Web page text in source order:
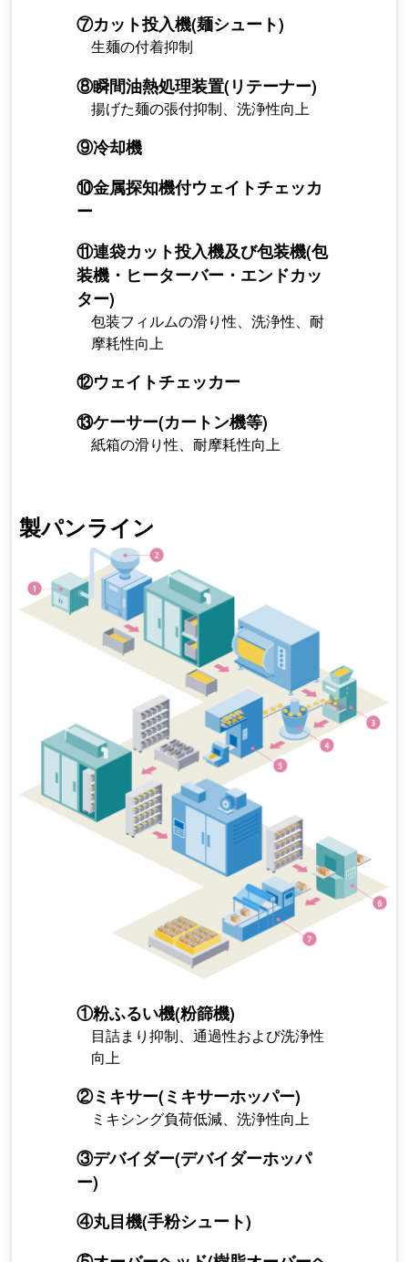
⑦カット投入機(麺シュート)
生麺の付着抑制
⑧瞬間油熱処理装置(リテーナー)
揚げた麺の張付抑制、洗浄性向上
⑨冷却機
⑩金属探知機付ウェイトチェッカ
ー
⑪連袋カット投入機及び包装機(包
装機・ヒーターバー・エンドカッ
ター)
包装フィルムの滑り性、洗浄性、耐
摩耗性向上
⑫ウェイトチェッカー
⑬ケーサー(カートン機等)
紙箱の滑り性、耐摩耗性向上
製パンライン
①粉ふるい機(粉篩機)
目詰まり抑制、通過性および洗浄性
向上
②ミキサー(ミキサーホッパー)
ミキシング負荷低減、洗浄性向上
③デバイダー(デバイダーホッパ
ー)
④丸目機(手粉シュート)